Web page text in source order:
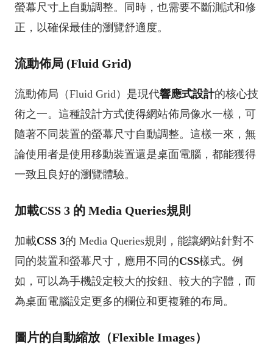
螢幕尺寸上自動調整。同時，也需要不斷測試和修
正，以確保最佳的瀏覽舒適度。
流動佈局 (Fluid Grid)
流動佈局（Fluid Grid）是現代響應式設計的核心技
術之一。這種設計方式使得網站佈局像水一樣，可
隨著不同裝置的螢幕尺寸自動調整。這樣一來，無
論使用者是使用移動裝置還是桌面電腦，都能獲得
一致且良好的瀏覽體驗。
加載CSS 3 的 Media Queries規則
加載CSS 3的 Media Queries規則，能讓網站針對不
同的裝置和螢幕尺寸，應用不同的CSS樣式。例
如，可以為手機設定較大的按鈕、較大的字體，而
為桌面電腦設定更多的欄位和更複雜的布局。
圖片的自動縮放（Flexible Images）